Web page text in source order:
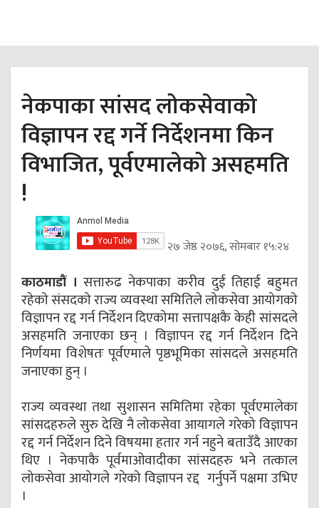
नेकपाका सांसद लोकसेवाको
विज्ञापन रद्द गर्ने निर्देशनमा किन
विभाजित, पूर्वएमालेको असहमति
!
२७ जेष्ठ २०७६, सोमबार १५:२४
काठमाडौं । सत्तारुढ नेकपाका करीव दुई तिहाई बहुमत
रहेको संसदको राज्य व्यवस्था समितिले लोकसेवा आयोगको
विज्ञापन रद्द गर्न निर्देशन दिएकोमा सत्तापक्षकै केही सांसदले
असहमति जनाएका छन् । विज्ञापन रद्द गर्न निर्देशन दिने
निर्णयमा विशेषतः पूर्वएमाले पृष्ठभूमिका सांसदले असहमति
जनाएका हुन् ।
राज्य व्यवस्था तथा सुशासन समितिमा रहेका पूर्वएमालेका
सांसदहरुले सुरु देखि नै लोकसेवा आयागले गरेको विज्ञापन
रद्द गर्न निर्देशन दिने विषयमा हतार गर्न नहुने बताउँदै आएका
थिए । नेकपाकै पूर्वमाओवादीका सांसदहरु भने तत्काल
लोकसेवा आयोगले गरेको विज्ञापन रद्द गर्नुपर्ने पक्षमा उभिए
।